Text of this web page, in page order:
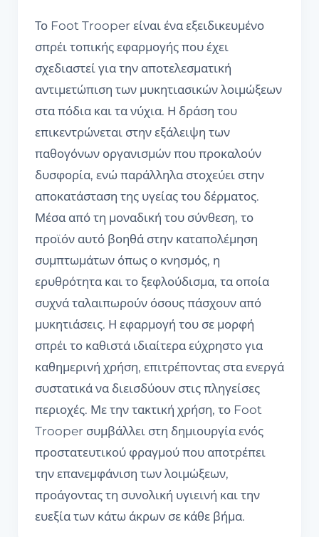
Το Foot Trooper είναι ένα εξειδικευμένο
σπρέι τοπικής εφαρμογής που έχει
σχεδιαστεί για την αποτελεσματική
αντιμετώπιση των μυκητιασικών λοιμώξεων
στα πόδια και τα νύχια. Η δράση του
επικεντρώνεται στην εξάλειψη των
παθογόνων οργανισμών που προκαλούν
δυσφορία, ενώ παράλληλα στοχεύει στην
αποκατάσταση της υγείας του δέρματος.
Μέσα από τη μοναδική του σύνθεση, το
προϊόν αυτό βοηθά στην καταπολέμηση
συμπτωμάτων όπως ο κνησμός, η
ερυθρότητα και το ξεφλούδισμα, τα οποία
συχνά ταλαιπωρούν όσους πάσχουν από
μυκητιάσεις. Η εφαρμογή του σε μορφή
σπρέι το καθιστά ιδιαίτερα εύχρηστο για
καθημερινή χρήση, επιτρέποντας στα ενεργά
συστατικά να διεισδύουν στις πληγείσες
περιοχές. Με την τακτική χρήση, το Foot
Trooper συμβάλλει στη δημιουργία ενός
προστατευτικού φραγμού που αποτρέπει
την επανεμφάνιση των λοιμώξεων,
προάγοντας τη συνολική υγιεινή και την
ευεξία των κάτω άκρων σε κάθε βήμα.